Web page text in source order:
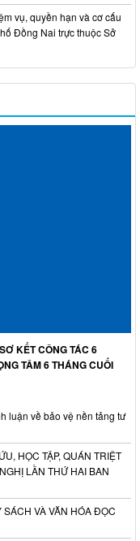
vụ, quyền hạn và cơ cấu
Đồng Nai trực thuộc Sở
KẾT CÔNG TÁC 6
TÂM 6 THÁNG CUỐI
luận về bảo vệ nền tảng tư
HỌC TẬP, QUÁN TRIỆT
LẦN THỨ HAI BAN
VÀ VĂN HÓA ĐỌC